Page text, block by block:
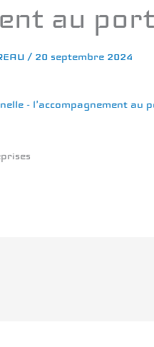
au
/ 20 septembre 2024
- l'accompagnement au